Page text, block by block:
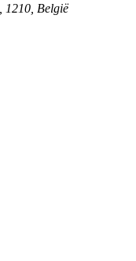
1210 België